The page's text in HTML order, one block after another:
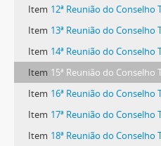
Item 12ª Reunião do
Item 13ª Reunião do
Item 14ª Reunião do
Item 15ª Reunião do
Item 16ª Reunião do
Item 17ª Reunião do
Item 18ª Reunião do